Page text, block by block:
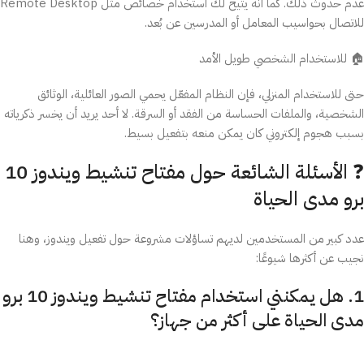
للاتصال بحواسيب المعامل أو المدرسين عن بُعد.
🏠 للاستخدام الشخصي طويل الأمد
حتى للاستخدام المنزلي، فإن النظام المفعّل يحمي الصور العائلية، الوثائق
الشخصية، والملفات الحساسة من الفقد أو السرقة. لا أحد يريد أن يخسر ذكرياته
بسبب هجوم إلكتروني كان يمكن منعه بتفعيل بسيط.
❓ الأسئلة الشائعة حول مفتاح تنشيط ويندوز 10
برو مدى الحياة
عدد كبير من المستخدمين لديهم تساؤلات مشروعة حول تفعيل ويندوز، وهنا
نجيب عن أكثرها شيوعًا:
1. هل يمكنني استخدام مفتاح تنشيط ويندوز 10 برو
مدى الحياة على أكثر من جهاز؟